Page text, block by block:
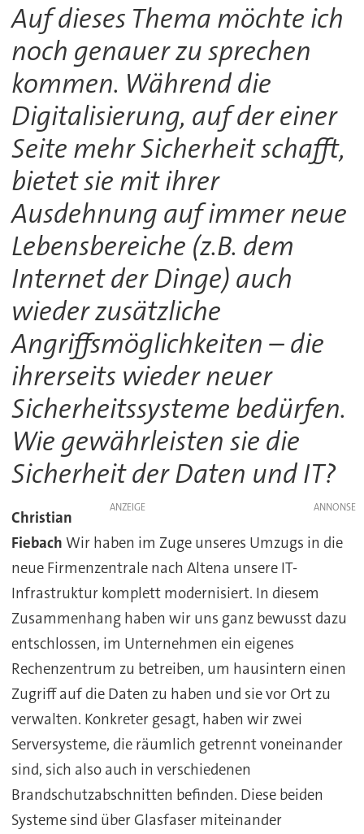
Auf dieses Thema möchte ich
noch genauer zu sprechen
kommen. Während die
Digitalisierung, auf der einer
Seite mehr Sicherheit schafft,
bietet sie mit ihrer
Ausdehnung auf immer neue
Lebensbereiche (z.B. dem
Internet der Dinge) auch
wieder zusätzliche
Angriffsmöglichkeiten – die
ihrerseits wieder neuer
Sicherheitssysteme bedürfen.
Wie gewährleisten sie die
Sicherheit der Daten und IT?
ANZEIGE
Christian
Fiebach Wir haben im Zuge unseres Umzugs in die
neue Firmenzentrale nach Altena unsere IT-
Infrastruktur komplett modernisiert. In diesem
Zusammenhang haben wir uns ganz bewusst dazu
entschlossen, im Unternehmen ein eigenes
Rechenzentrum zu betreiben, um hausintern einen
Zugriff auf die Daten zu haben und sie vor Ort zu
verwalten. Konkreter gesagt, haben wir zwei
Serversysteme, die räumlich getrennt voneinander
sind, sich also auch in verschiedenen
Brandschutzabschnitten befinden. Diese beiden
Systeme sind über Glasfaser miteinander